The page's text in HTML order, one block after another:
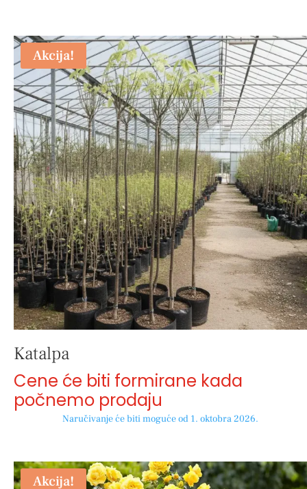
Akcija!
Katalpa
Cene će biti formirane kada
počnemo prodaju
Naručivanje će biti moguće od 1. oktobra 2026.
Akcija!